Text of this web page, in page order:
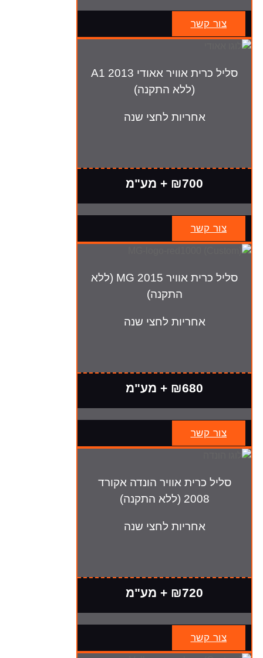
צור קשר
סליל כרית אוויר אאודי A1 2013
(ללא התקנה)
אחריות לחצי שנה
₪700 + מע"מ
צור קשר
סליל כרית אוויר MG 2015 (ללא
התקנה)
אחריות לחצי שנה
₪680 + מע"מ
צור קשר
סליל כרית אוויר הונדה אקורד
2008 (ללא התקנה)
אחריות לחצי שנה
₪720 + מע"מ
צור קשר